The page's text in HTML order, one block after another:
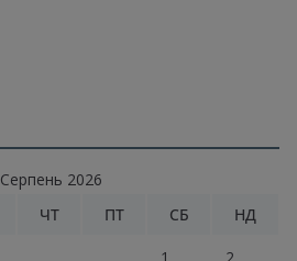
Серпень 2026
ЧТ ПТ СБ НД